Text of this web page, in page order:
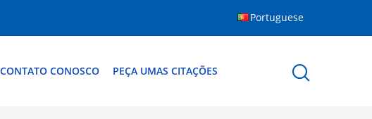
Portuguese
CONOSCO PEÇA UMAS CITAÇÕES